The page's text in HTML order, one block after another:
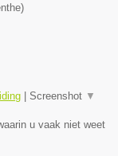
)
| Screenshot ▼
u vaak niet weet